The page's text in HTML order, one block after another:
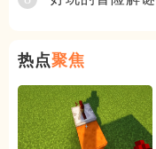
热点聚焦